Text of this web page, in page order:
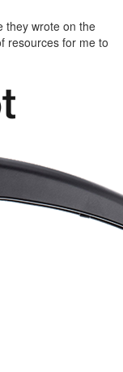
they wrote on the
resources for me to